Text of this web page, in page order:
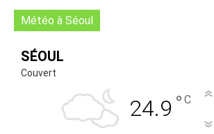
Météo à Séoul
SÉOUL
Couvert
24.9 ° C